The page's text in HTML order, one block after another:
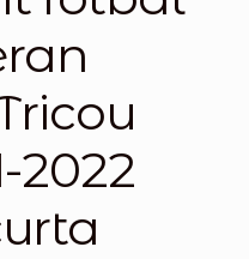
2022